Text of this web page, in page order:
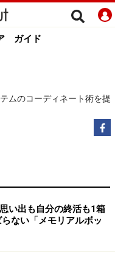
ガイド
ムのコーディネート術を提
い出も自分の終活も1箱
ない「メモリアルボッ